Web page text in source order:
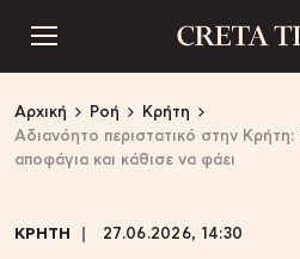
Αρχική Ροή
Κρήτη
Αδιανόητο περιστατικό στην Κρήτη:
αποφάγια και κάθισε να φάει
ΚΡΗΤΗ 27.06.2026, 14:30